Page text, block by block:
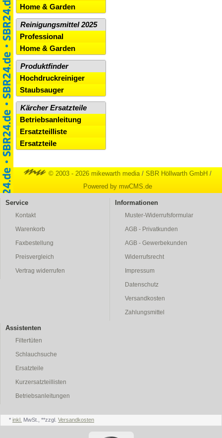
Home & Garden
Reinigungsmittel 2025
Professional
Home & Garden
Produktfinder
Hochdruckreiniger
Staubsauger
Kärcher Ersatzteile
Betriebsanleitung
Ersatzteilliste
Ersatzteile
© 2003 - 2026 mikewarth media/ SBR Höllwarth GmbH /
Powered by mwCMS.de
Service
Kontakt
Warenkorb
Faxbestellung
Preisvergleich
Vertrag widerrufen
Informationen
Muster-Widerrufsformular
AGB - Privatkunden
AGB - Gewerbekunden
Widerrufsrecht
Impressum
Datenschutz
Versandkosten
Zahlungsmittel
Assistenten
Filtertüten
Schlauchsuche
Ersatzteile
Kurzersatzteillisten
Betriebsanleitungen
* inkl. MwSt., **zzgl. Versandkosten